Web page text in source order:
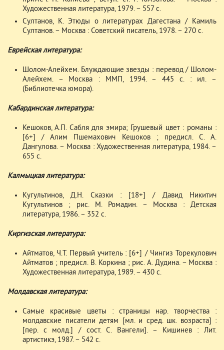
Художественная литература, 1979. – 557 с.
Султанов, К. Этюды о литературах Дагестана / Камиль
Султанов. – Москва : Советский писатель, 1978. – 270 с.
Еврейская литература:
Шолом-Алейхем. Блуждающие звезды : перевод / Шолом-
Алейхем. – Москва : ММП, 1994. – 445 с. : ил. –
(Библиотечка юмора).
Кабардинская литература:
Кешоков, А.П. Сабля для эмира; Грушевый цвет : романы :
[6+] / Алим Пшемахович Кешоков ; предисл. С. А.
Дангулова. – Москва : Художественная литература, 1984. –
655 с.
Калмыцкая литература:
Кугультинов, Д.Н. Сказки : [18+] / Давид Никитич
Кугультинов ; рис. М. Ромадин. – Москва : Детская
литература, 1986. – 352 с.
Киргизская литература:
Айтматов, Ч.Т. Первый учитель : [6+] / Чингиз Торекулович
Айтматов ; предисл. В. Коркина ; рис. А. Дудина. – Москва :
Художественная литература, 1989. – 430 с.
Молдавская литература:
Самые красивые цветы : страницы нар. творчества :
молдавские писатели детям [мл. и сред. шк. возраста] :
[пер. с молд.] / сост. С. Вангели]. – Кишинев : Лит.
артистикэ, 1987. – 542 с.